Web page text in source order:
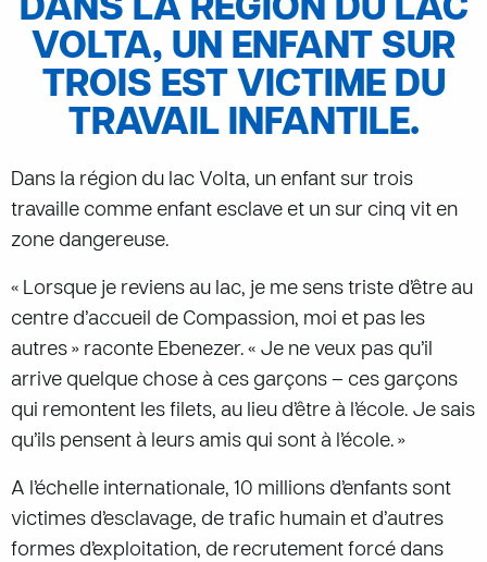
DANS LA RÉGION DU LAC
VOLTA, UN ENFANT SUR
TROIS EST VICTIME DU
TRAVAIL INFANTILE.
Dans la région du lac Volta, un enfant sur trois
travaille comme enfant esclave et un sur cinq vit en
zone dangereuse.
« Lorsque je reviens au lac, je me sens triste d’être au
centre d’accueil de Compassion, moi et pas les
autres » raconte Ebenezer. « Je ne veux pas qu’il
arrive quelque chose à ces garçons – ces garçons
qui remontent les filets, au lieu d’être à l’école. Je sais
qu’ils pensent à leurs amis qui sont à l’école. »
A l’échelle internationale, 10 millions d’enfants sont
victimes d’esclavage, de trafic humain et d’autres
formes d’exploitation, de recrutement forcé dans